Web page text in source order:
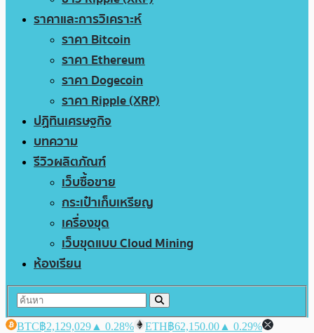
ราคาและการวิเคราะห์
ราคา Bitcoin
ราคา Ethereum
ราคา Dogecoin
ราคา Ripple (XRP)
ปฏิทินเศรษฐกิจ
บทความ
รีวิวผลิตภัณฑ์
เว็บซื้อขาย
กระเป๋าเก็บเหรียญ
เครื่องขุด
เว็บขุดแบบ Cloud Mining
ห้องเรียน
BTC฿2,129,029 ▲ 0.28% ETH฿62,150.00 ▲ 0.29%